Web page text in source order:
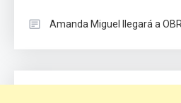
Amanda Miguel llegará a